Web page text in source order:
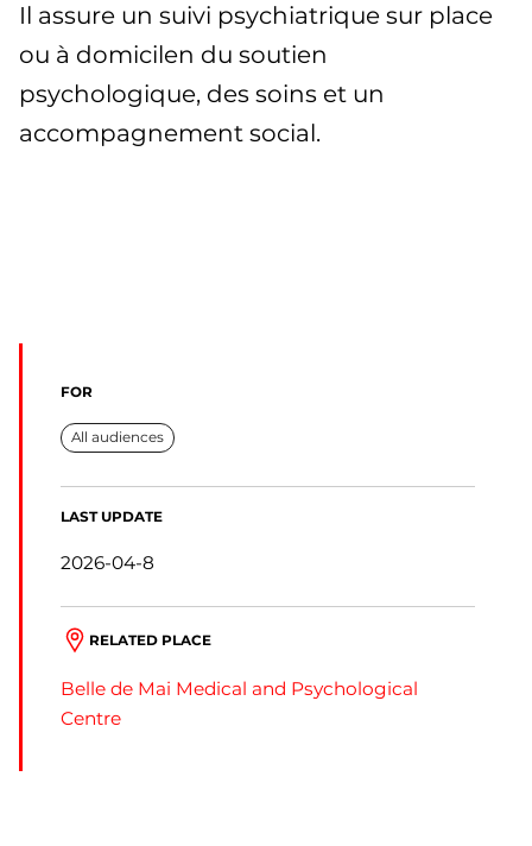
Il assure un suivi psychiatrique sur place
ou à domicilen du soutien
psychologique, des soins et un
accompagnement social.
FOR
All audiences
LAST UPDATE
2026-04-8
RELATED PLACE
Belle de Mai Medical and Psychological
Centre